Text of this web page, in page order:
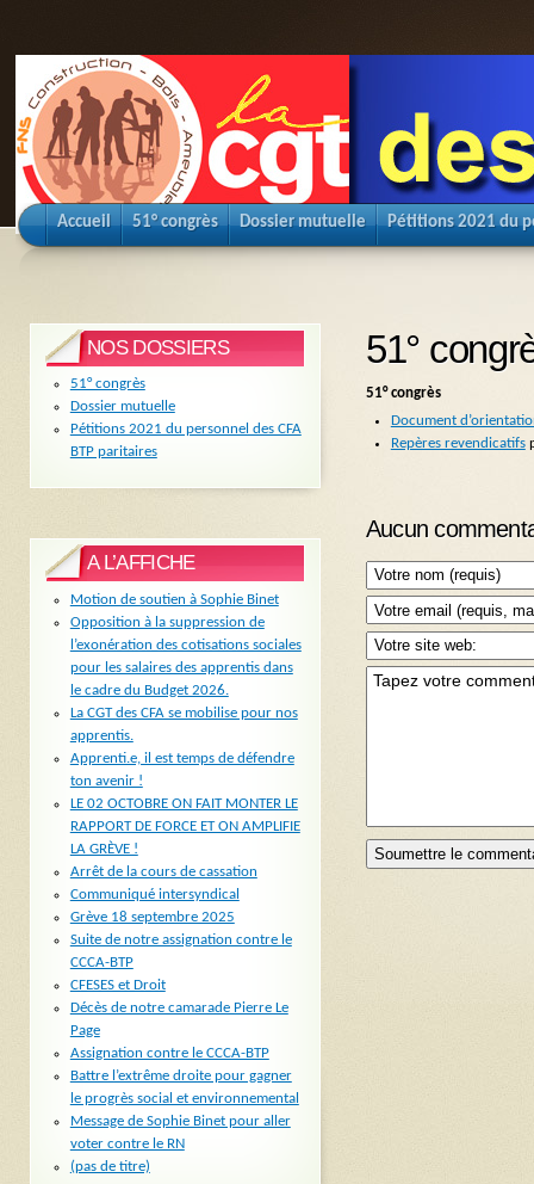
Accueil 51° congrès Dossier mutuelle Pétitions 2021 du
51°
51° congrès
Document
Repères revendicatifs
Aucun
NOS DOSSIERS
51° congrès
Dossier mutuelle
Pétitions 2021 du personnel des CFA
BTP paritaires
A L’AFFICHE
Motion de soutien à Sophie Binet
Opposition à la suppression de
l’exonération des cotisations sociales
pour les salaires des apprentis dans
le cadre du Budget 2026.
La CGT des CFA se mobilise pour nos
apprentis.
Apprenti.e, il est temps de défendre
ton avenir !
LE 02 OCTOBRE ON FAIT MONTER LE
RAPPORT DE FORCE ET ON AMPLIFIE
LA GRÈVE !
Arrêt de la cours de cassation
Communiqué intersyndical
Grève 18 septembre 2025
Suite de notre assignation contre le
CCCA-BTP
CFESES et Droit
Décès de notre camarade Pierre Le
Page
Assignation contre le CCCA-BTP
Battre l’extrême droite pour gagner
le progrès social et environnemental
Message de Sophie Binet pour aller
voter contre le RN
(pas de titre)